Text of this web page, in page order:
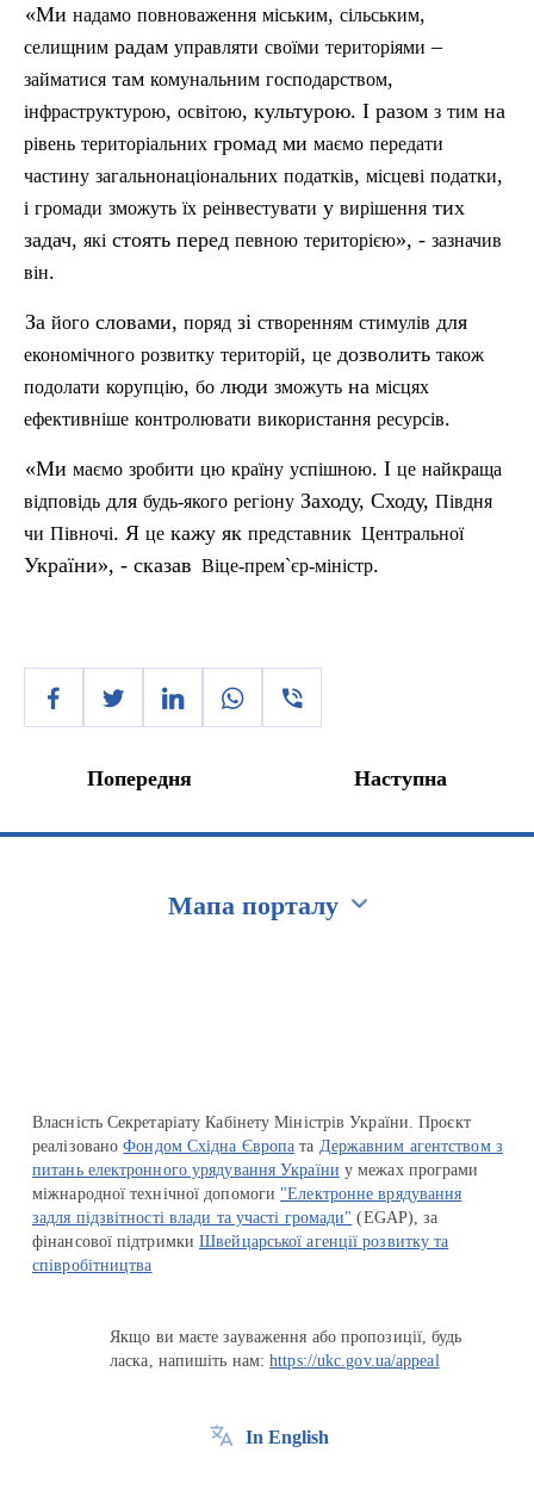
«Ми надамо повноваження міським, сільським,
селищним радам управляти своїми територіями –
займатися там комунальним господарством,
інфраструктурою, освітою, культурою. І разом з тим на
рівень територіальних громад ми маємо передати
частину загальнонаціональних податків, місцеві податки,
і громади зможуть їх реінвестувати у вирішення тих
задач, які стоять перед певною територією», - зазначив
він.
За його словами, поряд зі створенням стимулів для
економічного розвитку територій, це дозволить також
подолати корупцію, бо люди зможуть на місцях
ефективніше контролювати використання ресурсів.
«Ми маємо зробити цю країну успішною. І це найкраща
відповідь для будь-якого регіону Заходу, Сходу, Півдня
чи Півночі. Я це кажу як представник Центральної
України», - сказав Віце-прем`єр-міністр.
Попередня Наступна
Мапа порталу
Власність Секретаріату Кабінету Міністрів України. Проєкт
реалізованоФондом Східна Європа та Державним агентством з
питань електронного урядування України у межах програми
міжнародної технічної допомоги "Електронне врядування
задля підзвітності влади та участі громади" (EGAP), за
фінансової підтримкиШвейцарської агенції розвитку та
співробітництва
Якщо ви маєте зауваження або пропозиції, будь
ласка, напишіть нам:https://ukc.gov.ua/appeal
In English